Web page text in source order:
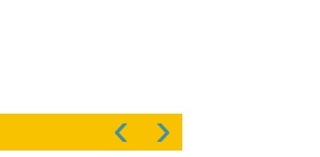
‹ ›